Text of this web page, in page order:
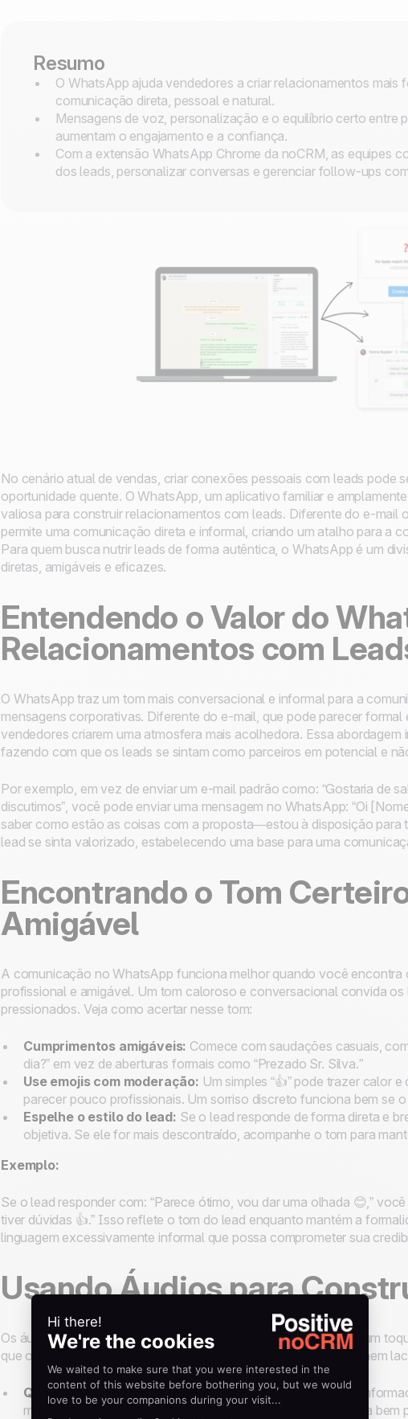
Resumo
O WhatsApp ajuda vendedores a criar relacionamentos mais
comunicação direta, pessoal e natural.
Mensagens de voz, personalização e o equilíbrio certo entre
aumentam o engajamento e a confiança.
Com a extensão WhatsApp Chrome da noCRM, as equipes
dos leads, personalizar conversas e gerenciar follow-ups
No cenário atual de vendas, criar conexões pessoais com leads pode
oportunidade quente. O WhatsApp, um aplicativo familiar e
valiosa para construir relacionamentos com leads. Diferente do e-mail
permite uma comunicação direta e informal, criando um atalho para a
Para quem busca nutrir leads de forma autêntica, o WhatsApp é um
diretas, amigáveis e eficazes.
Entendendo o Valor do
Relacionamentos com
O WhatsApp traz um tom mais conversacional e informal para a
mensagens corporativas. Diferente do e-mail, que pode parecer
vendedores criarem uma atmosfera mais acolhedora. Essa
fazendo com que os leads se sintam como parceiros em potencial e
Por exemplo, em vez de enviar um e-mail padrão como: “Gostaria de
discutimos”, você pode enviar uma mensagem no WhatsApp: “Oi
saber como estão as coisas com a proposta—estou à disposição para
lead se sinta valorizado, estabelecendo uma base para uma
Encontrando o Tom
Amigável
A comunicação no WhatsApp funciona melhor quando você encontra
profissional e amigável. Um tom caloroso e conversacional convida os
pressionados. Veja como acertar nesse tom:
Cumprimentos amigáveis: Comece com saudações casuais,
dia?” em vez de aberturas formais como “Prezado Sr. Silva.”
Use emojis com moderação: Um simples “👍” pode trazer calor
parecer pouco profissionais. Um sorriso discreto funciona bem se
Espelhe o estilo do lead: Se o lead responde de forma direta e
objetiva. Se ele for mais descontraído, acompanhe o tom para
Exemplo:
Se o lead responder com: “Parece ótimo, vou dar uma olhada 😊,”
tiver dúvidas 👍.” Isso reflete o tom do lead enquanto mantém a
linguagem excessivamente informal que possa comprometer sua
Usando Áudios para
Os áudios no WhatsApp são uma excelente forma de adicionar um
que o lead ouça seu tom, entusiasmo e sinceridade, eles preenchem
Quando usar áudios:Áudios são ideais para compartilhar
mas devem ser objetivos. Um áudio de 30 segundos funciona bem